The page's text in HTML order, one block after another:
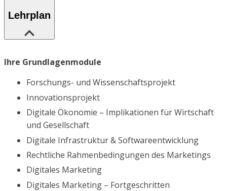
Lehrplan
Ihre Grundlagenmodule
Forschungs- und Wissenschaftsprojekt
Innovationsprojekt
Digitale Ökonomie – Implikationen für Wirtschaft
und Gesellschaft
Digitale Infrastruktur & Softwareentwicklung
Rechtliche Rahmenbedingungen des Marketings
Digitales Marketing
Digitales Marketing – Fortgeschritten